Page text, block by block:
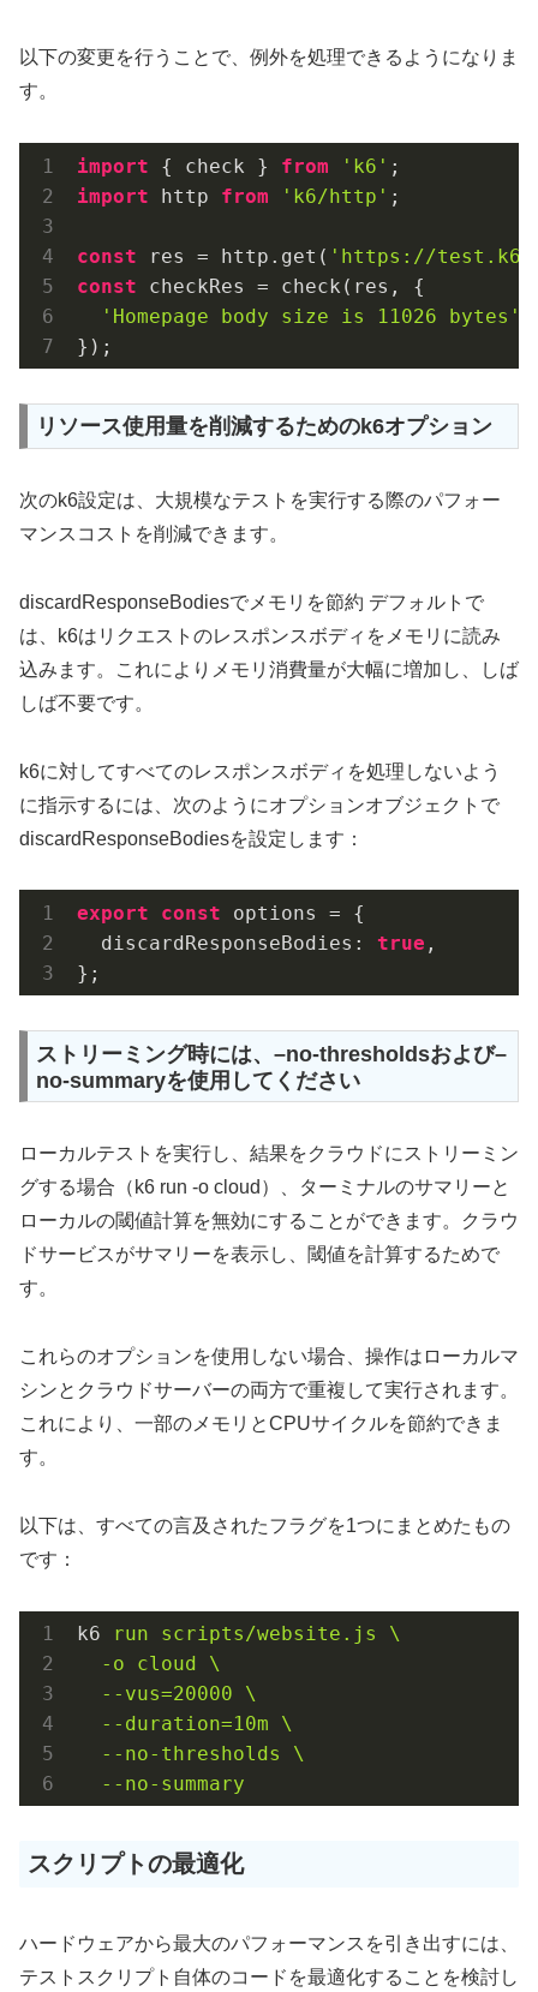
以下の変更を行うことで、例外を処理できるようになりま
す。
import { check } from 'k6'
import http from 'k6/http' ;
const res = http.get( 'https://
const checkRes = check(res, {
'Homepage body size is 11026 bytes'
});
リソース使用量を削減するためのk6オプション
次のk6設定は、大規模なテストを実行する際のパフォー
マンスコストを削減できます。
discardResponseBodiesでメモリを節約 デフォルトで
は、k6はリクエストのレスポンスボディをメモリに読み
込みます。これによりメモリ消費量が大幅に増加し、しば
しば不要です。
k6に対してすべてのレスポンスボディを処理しないよう
に指示するには、次のようにオプションオブジェクトで
discardResponseBodiesを設定します：
export const options = {
  discardResponseBodies:
true ,
};
ストリーミング時には、–no-thresholdsおよび–
no-summaryを使用してください
ローカルテストを実行し、結果をクラウドにストリーミン
グする場合（k6 run -o cloud）、ターミナルのサマリーと
ローカルの閾値計算を無効にすることができます。クラウ
ドサービスがサマリーを表示し、閾値を計算するためで
す。
これらのオプションを使用しない場合、操作はローカルマ
シンとクラウドサーバーの両方で重複して実行されます。
これにより、一部のメモリとCPUサイクルを節約できま
す。
以下は、すべての言及されたフラグを1つにまとめたもの
です：
k6
run scripts/website.js \
  -o cloud \
  --vus=20000 \
  --duration=10m \
  --no-thresholds \
  --no-summary
スクリプトの最適化
ハードウェアから最大のパフォーマンスを引き出すには、
テストスクリプト自体のコードを最適化することを検討し